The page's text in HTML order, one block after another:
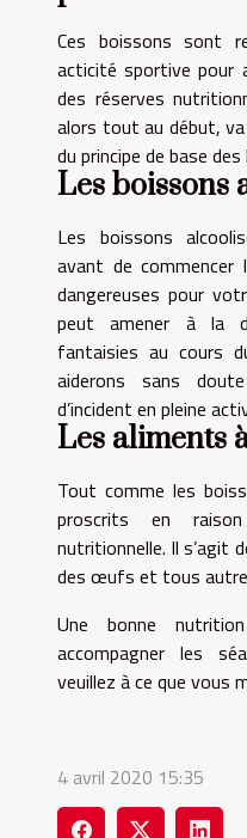
Ces boissons sont
acticité sportive pour
des réserves
alors tout au début,
du principe de base
Les boissons
Les boissons
avant de
dangereuses pour
peut amener à la
fantaisies au cours
aiderons sans
d’incident en pleine
Les aliments
Tout comme les
proscrits en
nutritionnelle. Il s’agit
des œufs et tous
Une bonne
accompagner les
veuillez à ce que vous
4 avril 2020 15:35